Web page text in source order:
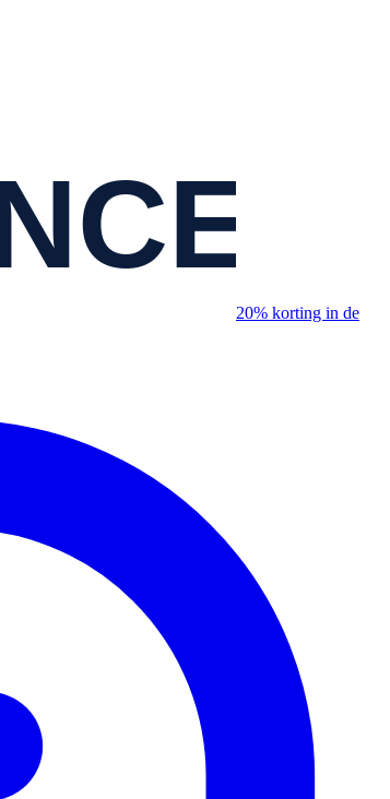
20% korting in de